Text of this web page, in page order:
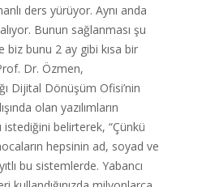
ders yürüyor. Aynı anda
Bunun sağlanması şu
biz bunu 2 ay gibi kısa bir
Dr. Özmen,
Dijital Dönüşüm Ofisi’nin
olan yazılımların
istediğini belirterek, “Çünkü
hepsinin ad, soyad ve
bu sistemlerde. Yabancı